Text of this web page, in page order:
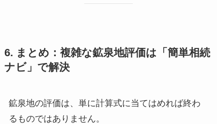
6. まとめ：複雑な鉱泉地評価は「簡単相続
ナビ」で解決
鉱泉地の評価は、単に計算式に当てはめれば終わ
るものではありません。